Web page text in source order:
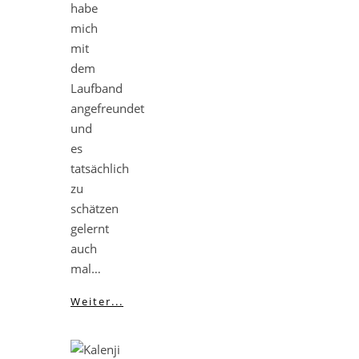
habe
mich
mit
dem
Laufband
angefreundet
und
es
tatsächlich
zu
schätzen
gelernt
auch
mal…
Weiter...